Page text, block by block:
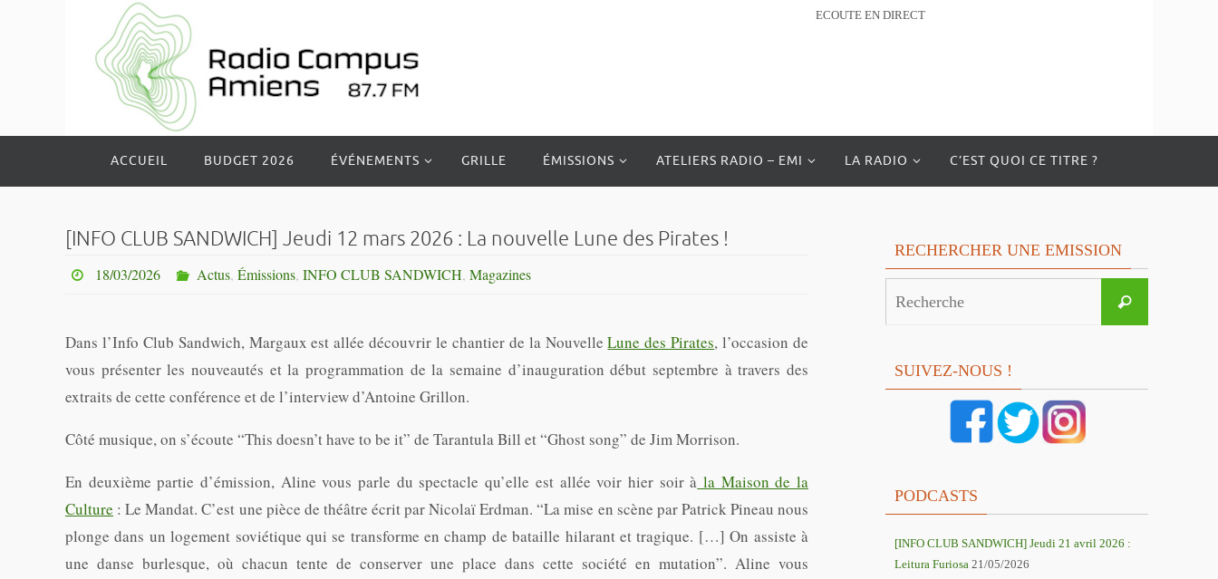
ECOUTE EN DIRECT
le
ACCUEIL BUDGET 2026 ÉVÉNEMENTS GRILLE ÉMISSIONS ATELIERS RADIO – EMI LA RADIO C’EST QUOI CE TITRE ?
[INFO CLUB SANDWICH] Jeudi 12 mars 2026 : La nouvelle Lune des Pirates !
18/03/2026 Actus, Émissions, INFO CLUB SANDWICH, Magazines
Dans l’Info Club Sandwich, Margaux est allée découvrir le chantier de la NouvelleLune des Pirates, l’occasion de
vous présenter les nouveautés et la programmation de la semaine d’inauguration début septembre à travers des
extraits de cette conférence et de l’interview d’Antoine Grillon.
Côté musique, on s’écoute “This doesn’t have to be it” de Tarantula Bill et “Ghost song” de Jim Morrison.
En deuxième partie d’émission, Aline vous parle du spectacle qu’elle est allée voir hier soir à la Maison de la
Culture : Le Mandat. C’est une pièce de théâtre écrit par Nicolaï Erdman. “La mise en scène par Patrick Pineau nous
plonge dans un logement soviétique qui se transforme en champ de bataille hilarant et tragique. […] On assiste à
une danse burlesque, où chacun tente de conserver une place dans cette société en mutation”. Aline vous
RECHERCHER UNE EMISSION
Recherche
SUIVEZ-NOUS !
PODCASTS
[INFO CLUB SANDWICH] Jeudi 21 avril 2026 :
Leitura Furiosa 21/05/2026